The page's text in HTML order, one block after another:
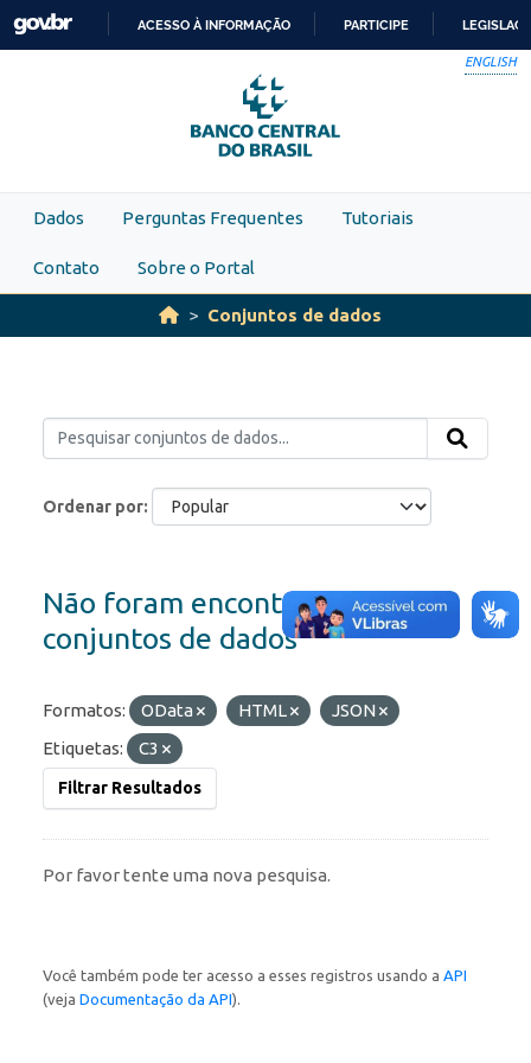
Skip to main content
PARA
O
CONTEÚDO
ACESSO À INFORMAÇÃO PARTICIPE
ENGLISH
Dados Perguntas Frequentes Tutoriais
Contato Sobre o Portal
Conjuntos de dados
Ordenar por
Não foram encontrados
conjuntos de dados
Formatos: OData HTML
JSON
Etiquetas:
C3
Filtrar Resultados
Por favor tente uma nova pesquisa.
Você também pode ter acesso a esses registros usando a API
(veja Documentação da API).